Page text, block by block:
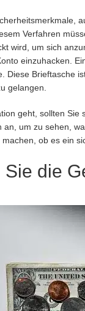
Verfahren
wird, um sich
einzuhacken.
Diese Brieftasche
gelangen.
geht, sollten Sie
an, um zu sehen,
ob es ein
Sie die